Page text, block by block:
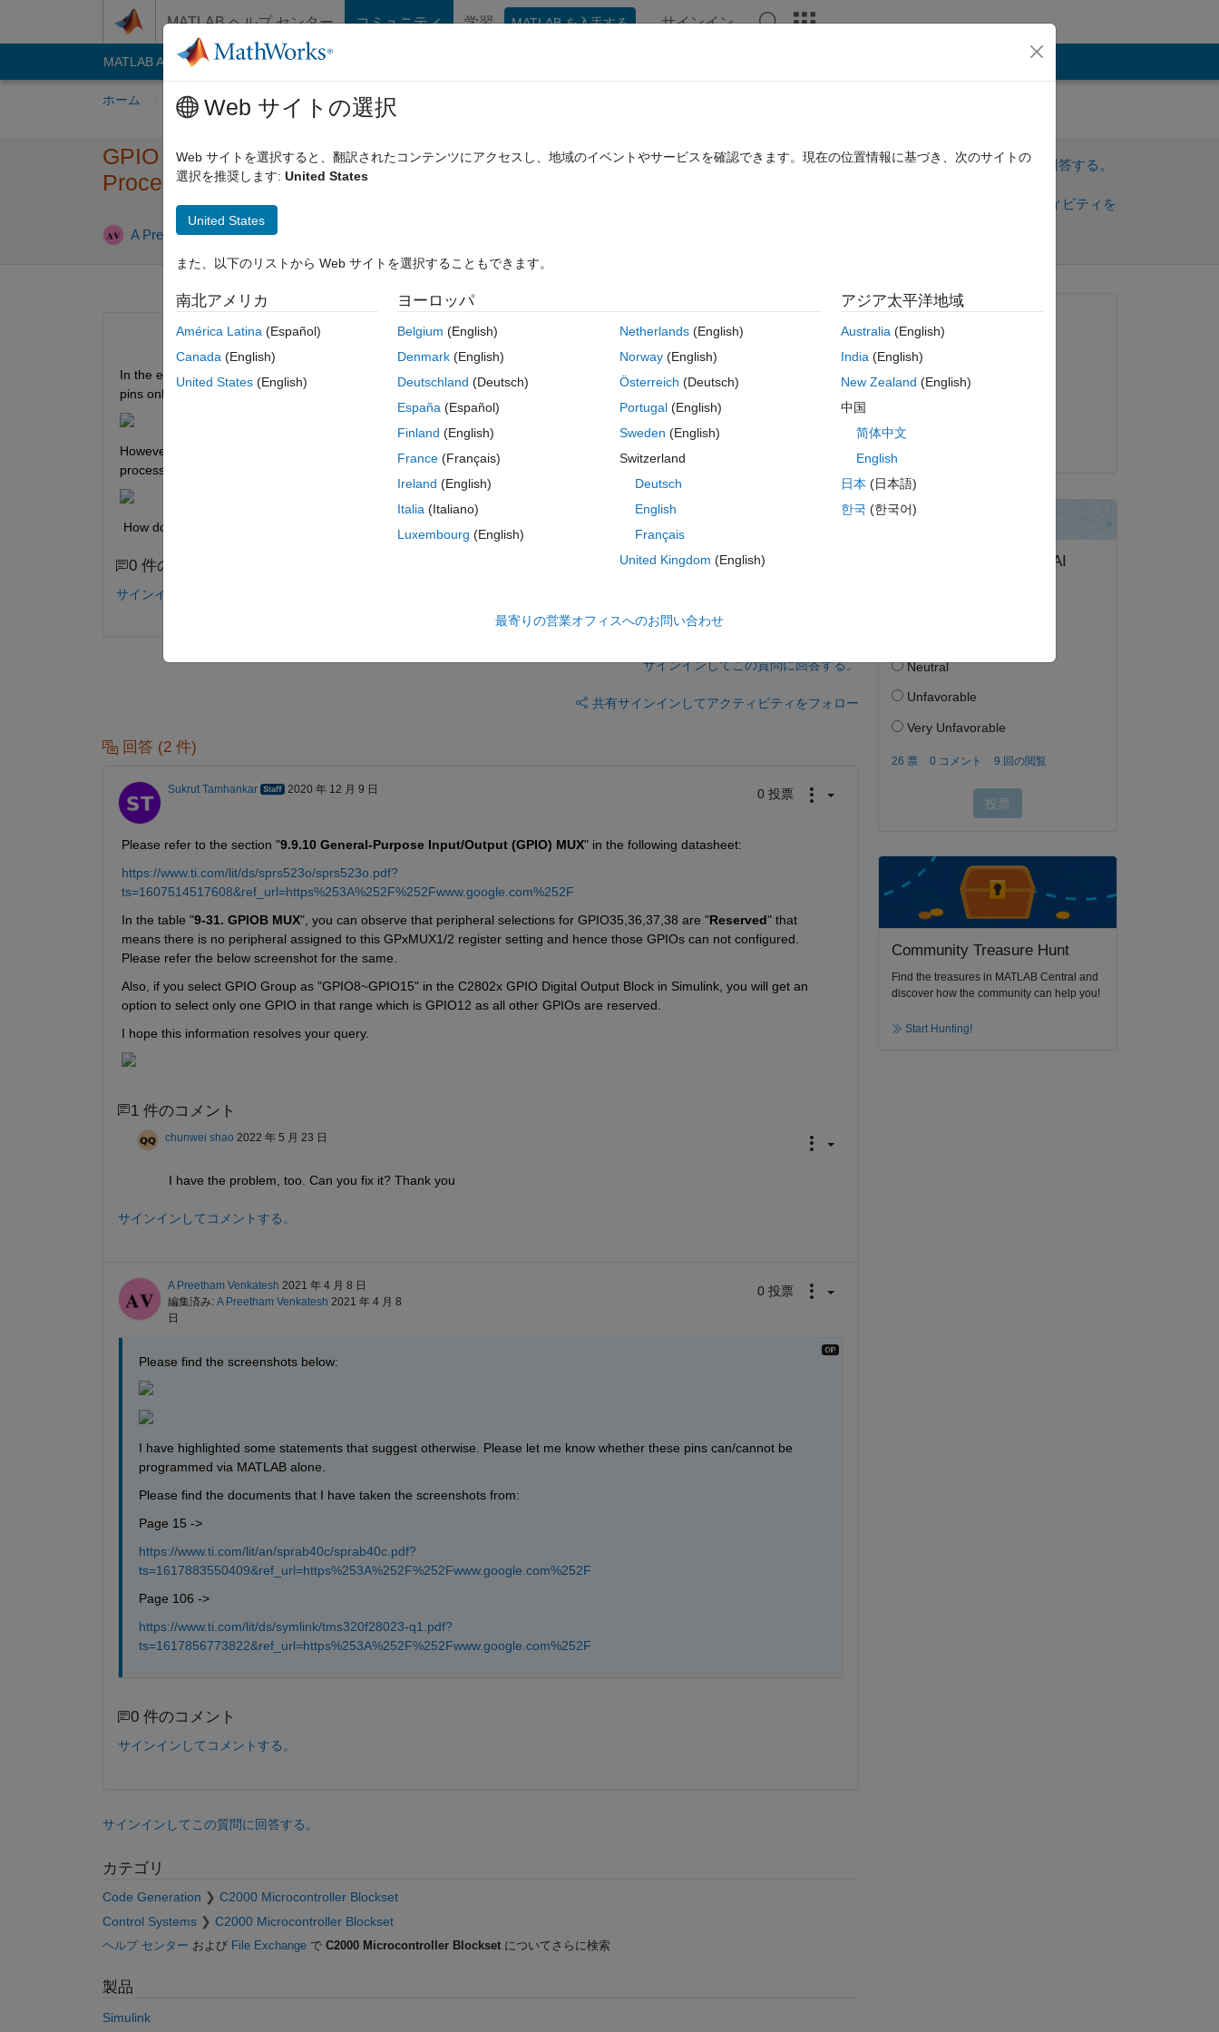
MATLAB ヘルプ センター コミュニティ 学習 MATLAB を入手する サインイン
MATLAB Answers File Exchange
ホーム 質問する 回答 閲覧 MATLAB に関する FAQ
GPIO Block in Embedded Coder Support Package for TI C2000
Processors has pins only till GPIO34
A Preetham Venkatesh
サインインしてこの質問に回答する。
サインインしてアクティビティを
In the embedded coder support package for TI C2000 processors library, under C2802x devices, the GPIO block configures
pins only till GPIO 34 as shown below.
However, for processors in this series, I find that there are GPIO's 35, 36, 37 and 38. I've attached the pin diagram of 2802x
processors below.
How do I use GPIO's 35, 36, 37 and 38, when I'm building code from MATLAB?
0 件のコメント
サインインしてコメントする。
サインインしてこの質問に回答する。
共有サインインしてアクティビティをフォロー
回答 (2 件)
Sukrut Tamhankar 2020 年 12 月 9 日 0 投票
Please refer to the section "9.9.10 General-Purpose Input/Output (GPIO) MUX" in the following datasheet:
https://www.ti.com/lit/ds/sprs523o/sprs523o.pdf?
ts=1607514517608&ref_url=https%253A%252F%252Fwww.google.com%252F
In the table "9-31. GPIOB MUX", you can observe that peripheral selections for GPIO35,36,37,38 are "Reserved" that
means there is no peripheral assigned to this GPxMUX1/2 register setting and hence those GPIOs can not configured.
Please refer the below screenshot for the same.
Also, if you select GPIO Group as "GPIO8~GPIO15" in the C2802x GPIO Digital Output Block in Simulink, you will get an
option to select only one GPIO in that range which is GPIO12 as all other GPIOs are reserved.
I hope this information resolves your query.
1 件のコメント
chunwei shao 2022 年 5 月 23 日
I have the problem, too. Can you fix it? Thank you
サインインしてコメントする。
A Preetham Venkatesh 2021 年 4 月 8 日
編集済み: A Preetham Venkatesh 2021 年 4 月 8
日
0 投票
Please find the screenshots below:
I have highlighted some statements that suggest otherwise. Please let me know whether these pins can/cannot be
programmed via MATLAB alone.
Please find the documents that I have taken the screenshots from:
Page 15 ->
https://www.ti.com/lit/an/sprab40c/sprab40c.pdf?
ts=1617883550409&ref_url=https%253A%252F%252Fwww.google.com%252F
Page 106 ->
https://www.ti.com/lit/ds/symlink/tms320f28023-q1.pdf?
ts=1617856773822&ref_url=https%253A%252F%252Fwww.google.com%252F
0 件のコメント
サインインしてコメントする。
サインインしてこの質問に回答する。
カテゴリ
Code Generation
C2000 Microcontroller Blockset
Control Systems
C2000 Microcontroller Blockset
ヘルプ センター および File Exchangeで C2000 Microcontroller Blocksetについてさらに検索
製品
Simulink
2020 年 12 月 5 日
Community Treasure Hunt
Find the treasures in MATLAB Central and
discover how the community can help you!
Start Hunting!
Web サイトの選択
Web サイトを選択すると、翻訳されたコンテンツにアクセスし、地域のイベントやサービスを確認できます。現在の位置情報に基づき、次のサイトの
選択を推奨します: United States
United States
また、以下のリストから Web サイトを選択することもできます。
南北アメリカ
América Latina (Español)
Canada (English)
United States (English)
ヨーロッパ
Belgium (English)
Denmark (English)
Deutschland (Deutsch)
España (Español)
Finland (English)
France (Français)
Ireland (English)
Italia (Italiano)
Luxembourg (English)
Netherlands(English)
Norway(English)
Österreich (Deutsch)
Portugal(English)
Sweden (English)
Switzerland
Deutsch
English
Français
United Kingdom (English)
アジア太平洋地域
Australia(English)
India(English)
New Zealand (English)
中国
简体中文
English
日本 (日本語)
한국 (한국어)
最寄りの営業オフィスへのお問い合わせ